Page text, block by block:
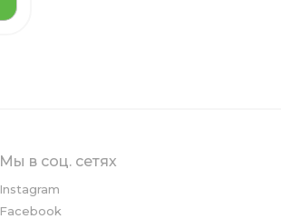
Мы в соц. сетях
Instagram
Facebook